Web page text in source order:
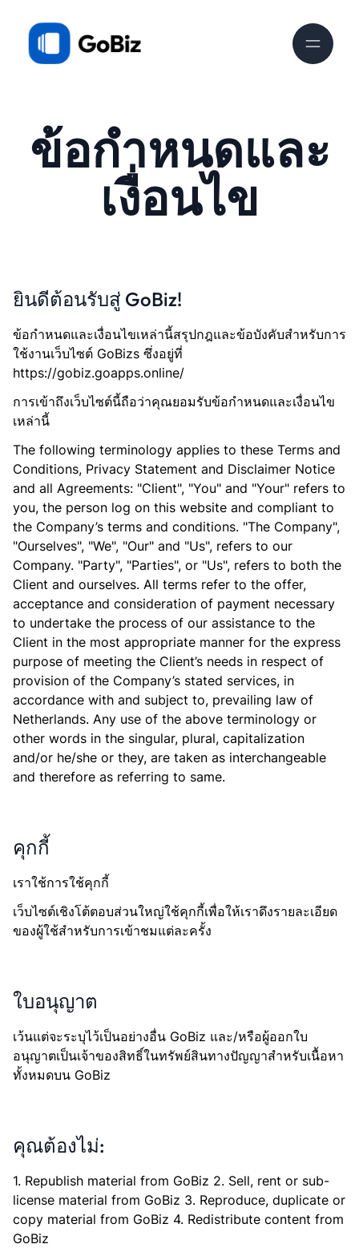
ข้อกำหนดและ
เงื่อนไข
ยินดีต้อนรับสู่ GoBiz!
ข้อกำหนดและเงื่อนไขเหล่านี้สรุปกฎและข้อบังคับสำหรับการ
ใช้งานเว็บไซต์ GoBizs ซึ่งอยู่ที่
https://gobiz.goapps.online/
การเข้าถึงเว็บไซต์นี้ถือว่าคุณยอมรับข้อกำหนดและเงื่อนไข
เหล่านี้
The following terminology applies to these Terms and
Conditions, Privacy Statement and Disclaimer Notice
and all Agreements: "Client", "You" and "Your" refers to
you, the person log on this website and compliant to
the Company’s terms and conditions. "The Company",
"Ourselves", "We", "Our" and "Us", refers to our
Company. "Party", "Parties", or "Us", refers to both the
Client and ourselves. All terms refer to the offer,
acceptance and consideration of payment necessary
to undertake the process of our assistance to the
Client in the most appropriate manner for the express
purpose of meeting the Client’s needs in respect of
provision of the Company’s stated services, in
accordance with and subject to, prevailing law of
Netherlands. Any use of the above terminology or
other words in the singular, plural, capitalization
and/or he/she or they, are taken as interchangeable
and therefore as referring to same.
คุกกี้
เราใช้การใช้คุกกี้
เว็บไซต์เชิงโต้ตอบส่วนใหญ่ใช้คุกกี้เพื่อให้เราดึงรายละเอียด
ของผู้ใช้สำหรับการเข้าชมแต่ละครั้ง
ใบอนุญาต
เว้นแต่จะระบุไว้เป็นอย่างอื่น GoBiz และ/หรือผู้ออกใบ
อนุญาตเป็นเจ้าของสิทธิ์ในทรัพย์สินทางปัญญาสำหรับเนื้อหา
ทั้งหมดบน GoBiz
คุณต้องไม่:
1. Republish material from GoBiz 2. Sell, rent or sub-
license material from GoBiz 3. Reproduce, duplicate or
copy material from GoBiz 4. Redistribute content from
GoBiz